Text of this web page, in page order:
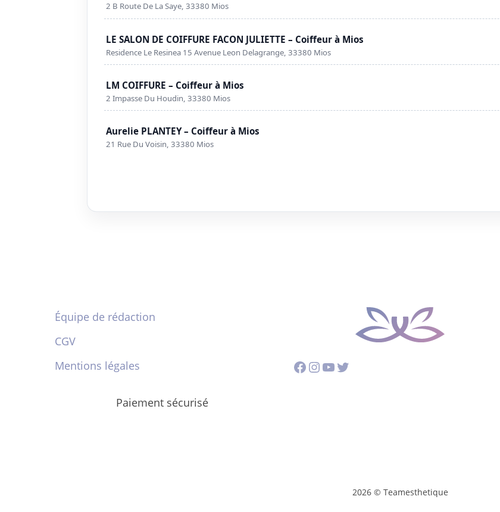
2 B Route De La Saye, 33380 Mios
LE SALON DE COIFFURE FACON JULIETTE – Coiffeur à Mios
Residence Le Resinea 15 Avenue Leon Delagrange, 33380 Mios
LM COIFFURE – Coiffeur à Mios
2 Impasse Du Houdin, 33380 Mios
Aurelie PLANTEY – Coiffeur à Mios
21 Rue Du Voisin, 33380 Mios
Équipe de rédaction
CGV
Mentions légales
Paiement sécurisé
Facebook
Instagram
YouTube
Twitter
2026 © Teamesthetique